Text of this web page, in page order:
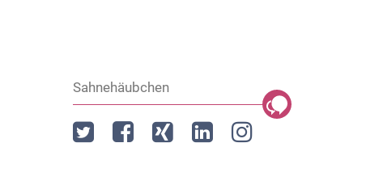
Sahnehäubchen